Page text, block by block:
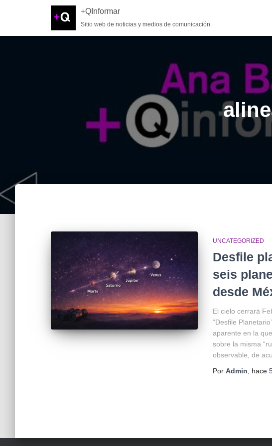
+QInformar
Sitio web de noticias y medios de comunicación
UNCATEGORIZED
Desfile
seis
desde
El cielo cerrará
“Desfile
aparente en la
sobre la misma
observable, de
Por Admin , hace